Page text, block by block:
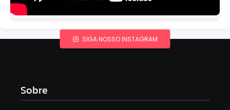
SIGA NOSSO INSTAGRAM
Sobre